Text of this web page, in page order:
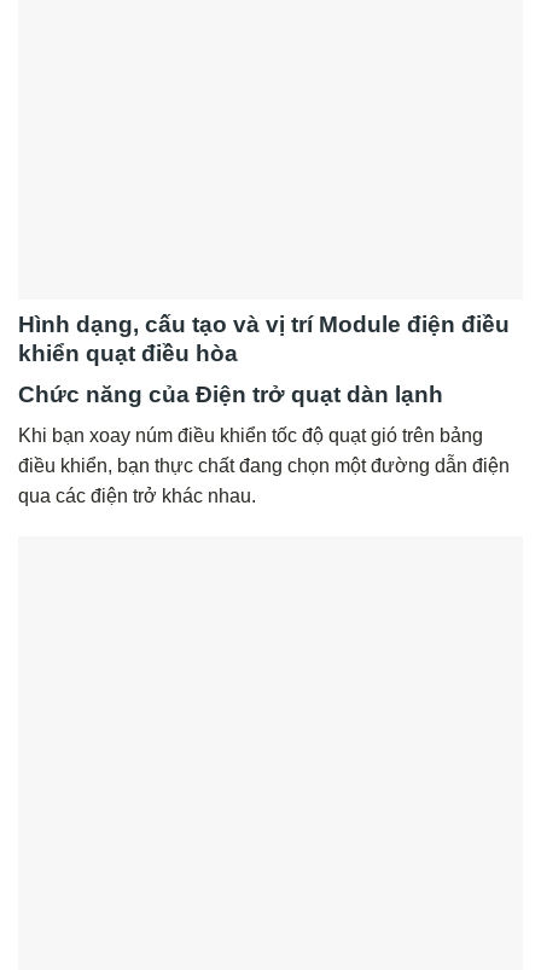
Hình dạng, cấu tạo và vị trí Module điện điều
khiển quạt điều hòa
Chức năng của Điện trở quạt dàn lạnh
Khi bạn xoay núm điều khiển tốc độ quạt gió trên bảng
điều khiển, bạn thực chất đang chọn một đường dẫn điện
qua các điện trở khác nhau.